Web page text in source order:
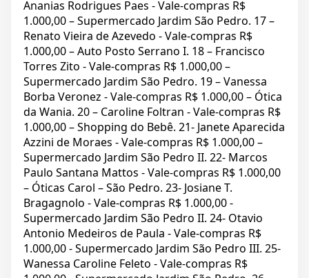
Ananias Rodrigues Paes - Vale-compras R$
1.000,00 – Supermercado Jardim São Pedro. 17 –
Renato Vieira de Azevedo - Vale-compras R$
1.000,00 – Auto Posto Serrano I. 18 – Francisco
Torres Zito - Vale-compras R$ 1.000,00 –
Supermercado Jardim São Pedro. 19 – Vanessa
Borba Veronez - Vale-compras R$ 1.000,00 – Ótica
da Wania. 20 – Caroline Foltran - Vale-compras R$
1.000,00 – Shopping do Bebê. 21- Janete Aparecida
Azzini de Moraes - Vale-compras R$ 1.000,00 –
Supermercado Jardim São Pedro II. 22- Marcos
Paulo Santana Mattos - Vale-compras R$ 1.000,00
– Óticas Carol – São Pedro. 23- Josiane T.
Bragagnolo - Vale-compras R$ 1.000,00 -
Supermercado Jardim São Pedro II. 24- Otavio
Antonio Medeiros de Paula - Vale-compras R$
1.000,00 - Supermercado Jardim São Pedro III. 25-
Wanessa Caroline Feleto - Vale-compras R$